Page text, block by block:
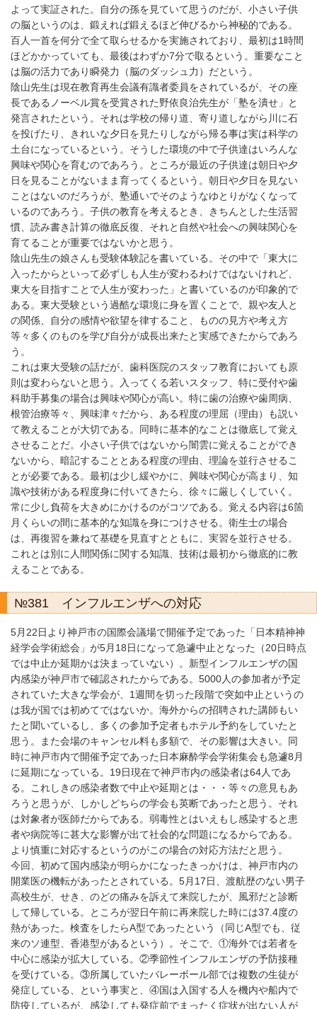
よって実証された。自分の孫を見ていて思うのだが、小さい子供
の脳というのは、鍛えれば鍛えるほど伸びるから神秘的である。
百人一首を何分で全て取らせるかを実施されており、最初は1時間
ほどかかっていても、最後はわずか7分で取るという。重要なこと
は脳の活力であり瞬発力（脳のダッシュ力）だという。
陰山先生は現在教育再生会議有識者委員をされているが、その座
長であるノーベル賞を受賞された野依良治先生が「塾を潰せ」と
発言されたという。それは学校の帰り道、寄り道しながら川に石
を投げたり、きれいな夕日を見たりしながら帰る事は実は科学の
土台になっているという。そうした環境の中で子供達はいろんな
興味や関心を育むのであろう。ところが最近の子供達は朝日や夕
日を見ることがないまま育ってくるという。朝日や夕日を見ない
ことはないのだろうが、塾通いでそのようなゆとりがなくなって
いるのであろう。子供の教育を考えるとき、きちんとした生活習
慣、読み書き計算の徹底反復、それと自然や社会への興味関心を
育てることが重要ではないかと思う。
陰山先生の娘さんも受験体験記を書いている。その中で「東大に
入ったからといって必ずしも人生が変わるわけではないけれど、
東大を目指すことで人生が変わった」と書いているのが印象的で
ある。東大受験という過酷な環境に身を置くことで、親や友人と
の関係、自分の感情や欲望を律すること、ものの見方や考え方
等々多くのものを学び自分が成長出来たと実感できたからであろ
う。
これは東大受験の話だが、歯科医院のスタッフ教育においても原
則は変わらないと思う。入ってくる若いスタッフ、特に受付や歯
科助手募集の場合は興味や関心が高い。特に歯の治療や歯周病、
根管治療等々、興味津々だから、ある程度の理屈（理由）も説い
て教えることが大切である。同時に基本的なことは徹底して覚え
させることだ。小さい子供ではないから闇雲に覚えることができ
ないから、暗記することとある程度の理由、理論を並行させるこ
とが必要である。最初は少し緩やかに、興味や関心が高まり、知
識や技術がある程度身に付いてきたら、徐々に厳しくしていく。
常に少し負荷を大きめにかけるのがコツである。覚える内容は6箇
月くらいの間に基本的な知識を身につけさせる。衛生士の場合
は、再復習を兼ねて基礎を見直すとともに、実習を並行させる。
これとは別に人間関係に関する知識、技術は最初から徹底的に教
えることである。
№381 インフルエンザへの対応
5月22日より神戸市の国際会議場で開催予定であった「日本精神神
経学会学術総会」が5月18日になって急遽中止となった（20日時点
では中止か延期かは決まっていない）。新型インフルエンザの国
内感染が神戸市で確認されたからである。5000人の参加者が予定
されていた大きな学会が、1週間を切った段階で突如中止というの
は我が国では初めてではないか。海外からの招聘された講師もい
たと聞いているし、多くの参加予定者もホテル予約をしていたと
思う。また会場のキャンセル料も多額で、その影響は大きい。同
時に神戸市内で開催予定であった日本麻酔学会学術集会も急遽8月
に延期になっている。19日現在で神戸市内の感染者は64人であ
る。これしきの感染者数で中止や延期とは・・・等々の意見もあ
ろうと思うが、しかしどちらの学会も英断であったと思う。それ
は対象者が医師だからである。弱毒性とはいえもし感染すると患
者や病院等に甚大な影響が出て社会的な問題になるからである。
より慎重に対応するというのがこの場合の対応方法だと思う。
今回、初めて国内感染が明らかになったきっかけは、神戸市内の
開業医の機転があったとされている。5月17日、渡航歴のない男子
高校生が、せき、のどの痛みを訴えて来院したが、風邪だと診断
して帰している。ところが翌日午前に再来院した時には37.4度の
熱があった。検査をしたらA型であったという（同じA型でも、従
来のソ連型、香港型があるという）。そこで、①海外では若者を
中心に感染が拡大している。②季節性インフルエンザの予防接種
を受けている。③所属していたバレーボール部では複数の生徒が
発症している、という事実と、④国は入国する人を機内や船内で
防疫しているが、感染しても発症前でまったく症状が出ない人が